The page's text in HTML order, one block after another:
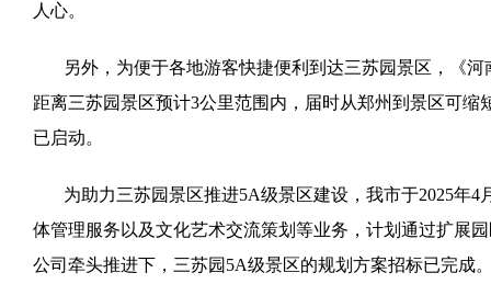
人心。
另外，为便于各地游客快捷便利到达三苏园景区，《
距离三苏园景区预计3公里范围内，届时从郑州到景区可
已启动。
为助力三苏园景区推进5A级景区建设，我市于2025年
体管理服务以及文化艺术交流策划等业务，计划通过扩展
公司牵头推进下，三苏园5A级景区的规划方案招标已完成